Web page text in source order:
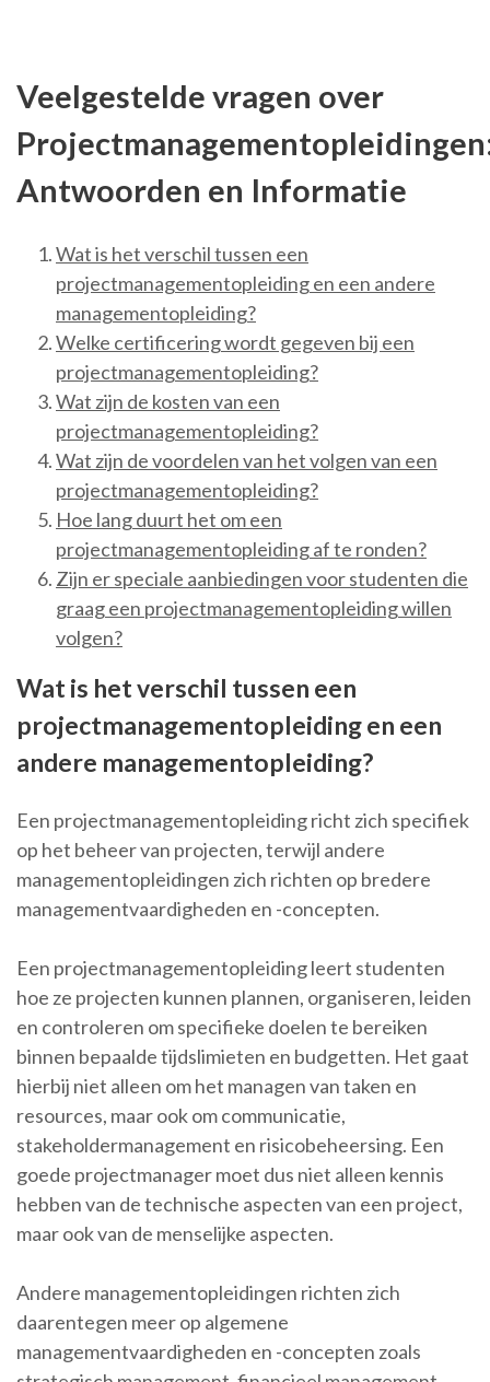
Veelgestelde vragen over
Antwoorden en Informatie
Wat is het verschil tussen een
projectmanagementopleiding en een andere
managementopleiding?
Welke certificering wordt gegeven bij een
projectmanagementopleiding?
Wat zijn de kosten van een
projectmanagementopleiding?
Wat zijn de voordelen van het volgen van een
projectmanagementopleiding?
Hoe lang duurt het om een
projectmanagementopleiding af te ronden?
Zijn er speciale aanbiedingen voor studenten die
graag een projectmanagementopleiding willen
volgen?
Wat is het verschil tussen een
projectmanagementopleiding en een
andere managementopleiding?
Een projectmanagementopleiding richt zich specifiek
op het beheer van projecten, terwijl andere
managementopleidingen zich richten op bredere
managementvaardigheden en -concepten.
Een projectmanagementopleiding leert studenten
hoe ze projecten kunnen plannen, organiseren, leiden
en controleren om specifieke doelen te bereiken
binnen bepaalde tijdslimieten en budgetten. Het gaat
hierbij niet alleen om het managen van taken en
resources, maar ook om communicatie,
stakeholdermanagement en risicobeheersing. Een
goede projectmanager moet dus niet alleen kennis
hebben van de technische aspecten van een project,
maar ook van de menselijke aspecten.
Andere managementopleidingen richten zich
daarentegen meer op algemene
managementvaardigheden en -concepten zoals